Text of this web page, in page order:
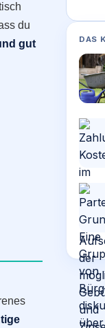
du
gut
DAS